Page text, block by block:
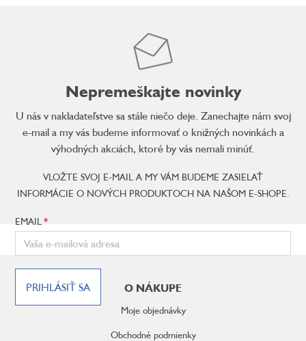
Nepremeškajte novinky
U nás v nakladateľstve sa stále niečo deje. Zanechajte nám svoj
e-mail a my vás budeme informovať o knižných novinkách a
výhodných akciách, ktoré by vás nemali minúť.
VLOŽTE SVOJ E-MAIL A MY VÁM BUDEME ZASIELAŤ
INFORMÁCIE O NOVÝCH PRODUKTOCH NA NAŠOM E-SHOPE.
EMAIL
PRIHLÁSIŤ SA O NÁKUPE
Moje objednávky
Obchodné podmienky